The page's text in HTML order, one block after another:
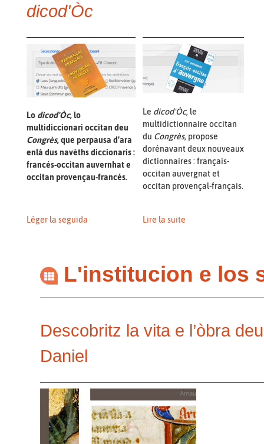
dicod'Òc
Lo dicod'Òc, lo
multidiccionari occitan deu
Congrès, que perpausa d’ara
enlà dus navèths diccionaris :
francés-occitan auvernhat e
occitan provençau-francés.
Le dicod'Òc, le
multidictionnaire occitan
du Congrès, propose
dorénavant deux nouveaux
dictionnaires : français-
occitan auvergnat et
occitan provençal-français.
Léger la seguida Lire la suite
L'institucion e los
Descobritz la vita e l’òbra
Daniel